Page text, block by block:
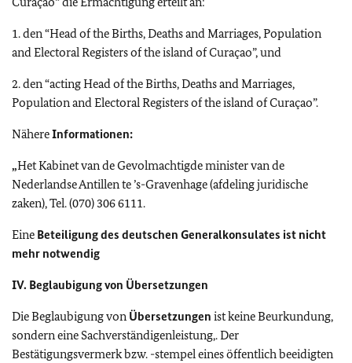
1. den “Head of the Births, Deaths and Marriages, Population
and Electoral Registers oftheislandofCuraçao”, und
2. den “acting Head of the Births, Deaths and Marriages,
Population and ElectoralRegisters of theislandofCuraçao”.
NähereInformationen:
„Het Kabinet van de Gevolmachtigde minister van de
Nederlandse Antillen te ’s-Gravenhage (afdeling juridische
zaken), Tel.(070) 306 6111.
Eine Beteiligung des deutschen Generalkonsulates ist nicht
mehr notwendig
IV. Beglaubigung von Übersetzungen
Die Beglaubigung von Übersetzungen ist keine Beurkundung,
sondern eine Sachverständigenleistung,. Der
Bestätigungsvermerk bzw. -stempel eines öffentlich beeidigten